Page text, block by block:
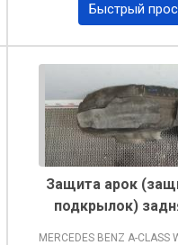
Быстрый
Защита арок
подкрылок)
MERCEDES BENZ A-CLASS